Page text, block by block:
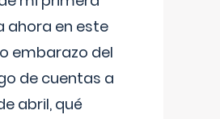
ahora en este
embarazo del
de cuentas a
abril, qué